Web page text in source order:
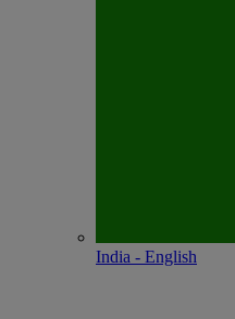
India - English